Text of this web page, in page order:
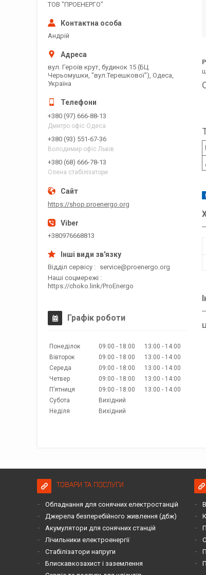
ТОВ "ПРОЕНЕРГО"
Андрій
вул. Героїв крут, будинок 15 (БЦ
Черьомушки, "вул.Терешкової"), Одеса,
Україна
+380 (97) 666-88-13
Дмитро офіс Одеса
+380 (93) 551-67-36
Володимир офіс Львів
+380 (68) 666-78-13
Олена стабілізатори
https://shop.proenergo.org
+380976668813
Відділ сервісу
service@proenergo.org
Наші соцмережі
https://choko.link/ProEnergo
Графік роботи
Понеділок 09:00 18:00 13:00
14:00
Вівторок
09:00 18:00 13:00
14:00
Середа
09:00 18:00 13:00
14:00
Четвер
09:00 18:00 13:00
14:00
Пʼятниця
09:00 18:00 13:00
14:00
Субота
Вихідний
Неділя
Вихідний
ТОВАРИ ТА ПОСЛУГИ
Обладнання для сонячних електростанцій
Джерела безперебійного живлення (дбж)
Акумулятори для сонячних станцій
Лічильники електроенергії
Стабілізатори напруги
Блискавкозахист і заземлення